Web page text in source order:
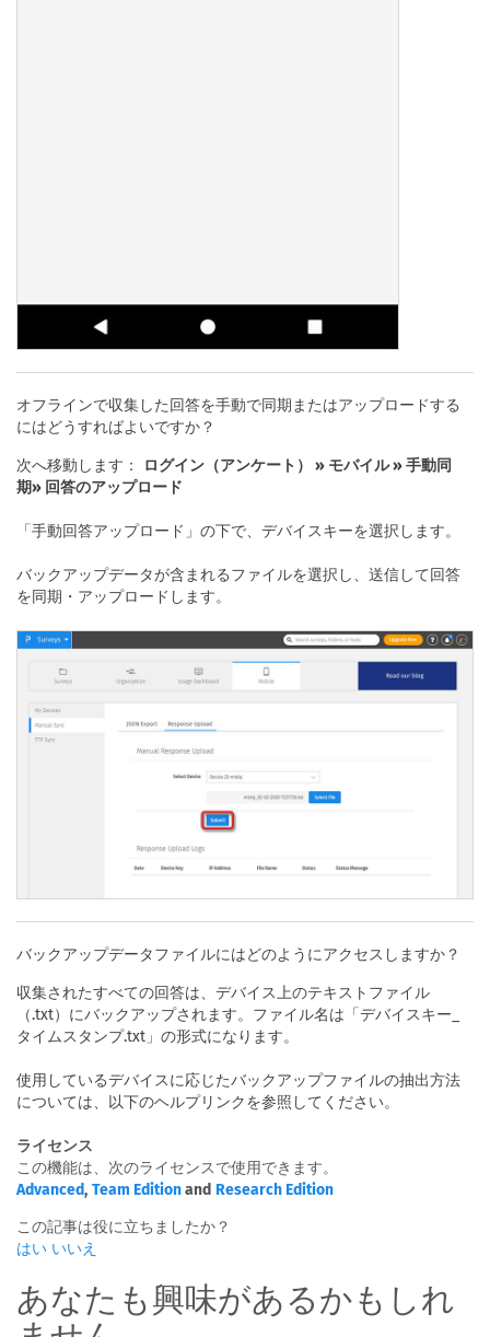
オフラインで収集した回答を手動で同期またはアップロードする
にはどうすればよいですか？
次へ移動します：
ログイン（アンケート） » モバイル » 手動同
期» 回答のアップロード
「手動回答アップロード」の下で、デバイスキーを選択します。
バックアップデータが含まれるファイルを選択し、送信して回答
を同期・アップロードします。
バックアップデータファイルにはどのようにアクセスしますか？
収集されたすべての回答は、デバイス上のテキストファイル
（.txt）にバックアップされます。ファイル名は「デバイスキー_
タイムスタンプ.txt」の形式になります。
使用しているデバイスに応じたバックアップファイルの抽出方法
については、以下のヘルプリンクを参照してください。
ライセンス
この機能は、次のライセンスで使用できます。
Advanced, Team Editionand Research Edition
この記事は役に立ちましたか？
はい いいえ
あなたも興味があるかもしれ